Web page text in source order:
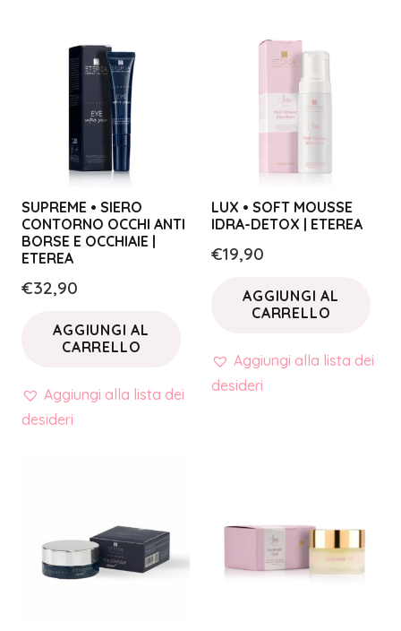
SUPREME • SIERO
CONTORNO OCCHI ANTI
BORSE E OCCHIAIE |
ETEREA
€32,90
AGGIUNGI AL
CARRELLO
Aggiungi alla lista dei
desideri
LUX • SOFT MOUSSE
IDRA-DETOX | ETEREA
€19,90
AGGIUNGI AL
CARRELLO
Aggiungi alla lista dei
desideri